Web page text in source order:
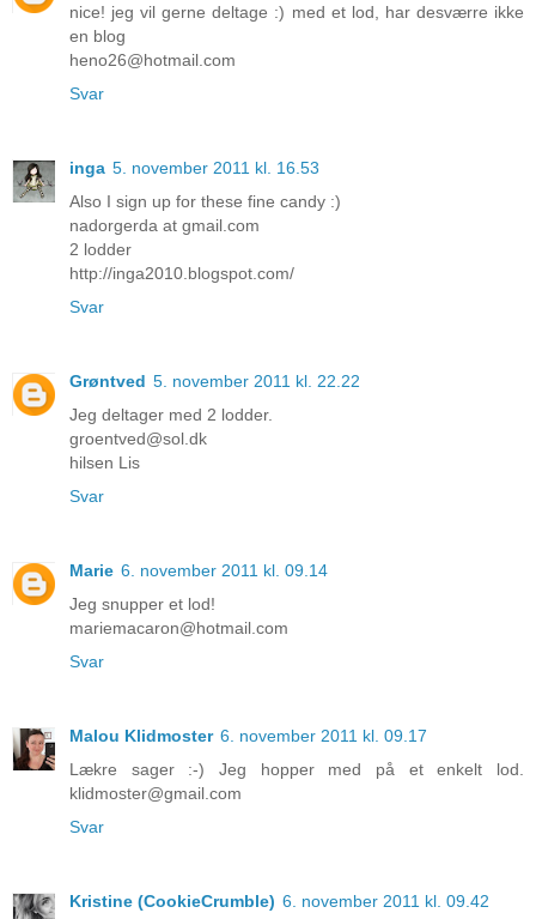
nice! jeg vil gerne deltage :) med et lod, har desværre ikke
en blog
heno26@hotmail.com
Svar
inga 5. november 2011 kl. 16.53
Also I sign up for these fine candy :)
nadorgerda at gmail.com
2 lodder
http://inga2010.blogspot.com/
Svar
Grøntved 5. november 2011 kl. 22.22
Jeg deltager med 2 lodder.
groentved@sol.dk
hilsen Lis
Svar
Marie 6. november 2011 kl. 09.14
Jeg snupper et lod!
mariemacaron@hotmail.com
Svar
Malou Klidmoster 6. november 2011 kl. 09.17
Lækre sager :-) Jeg hopper med på et enkelt lod.
klidmoster@gmail.com
Svar
Kristine (CookieCrumble) 6. november 2011 kl. 09.42